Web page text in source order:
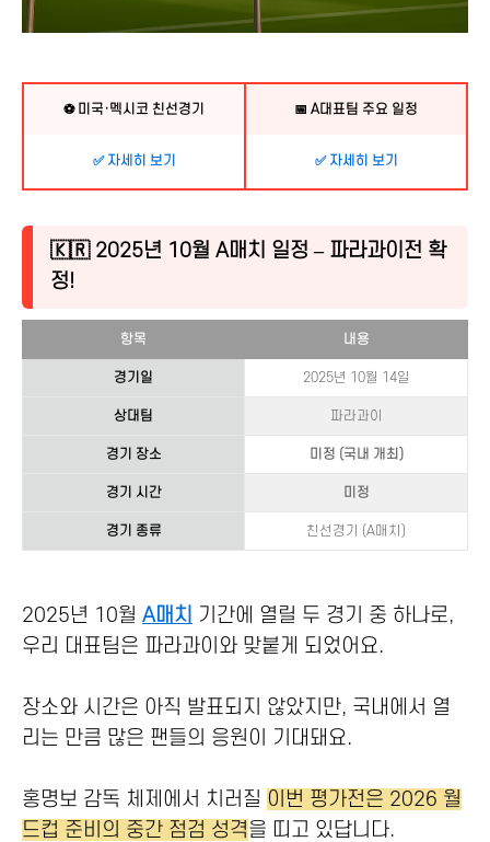
⚽ 미국·멕시코 친선경기 📅 A대표팀 주요 일정
✅ 자세히 보기 ✅ 자세히 보기
🇰🇷 2025년 10월 A매치 일정 – 파라과이전 확
정!
항목 내용
경기일 2025년 10월 14일
상대팀 파라과이
경기 장소 미정 (국내 개최)
경기 시간 미정
경기 종류 친선경기 (A매치)
2025년 10월 A매치 기간에 열릴 두 경기 중 하나로,
우리 대표팀은 파라과이와 맞붙게 되었어요.
장소와 시간은 아직 발표되지 않았지만, 국내에서 열
리는 만큼 많은 팬들의 응원이 기대돼요.
홍명보 감독 체제에서 치러질 이번 평가전은 2026 월
드컵 준비의 중간 점검 성격을 띠고 있답니다.